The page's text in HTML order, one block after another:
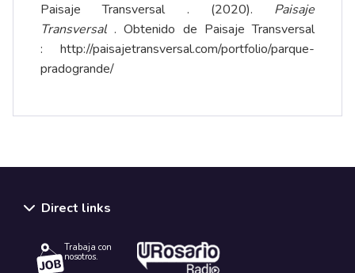
Paisaje Transversal . (2020). Paisaje
Transversal. Obtenido de Paisaje Transversal
: http://paisajetransversal.com/portfolio/parque-
pradogrande/
Direct links
Trabaja con
nosotros.